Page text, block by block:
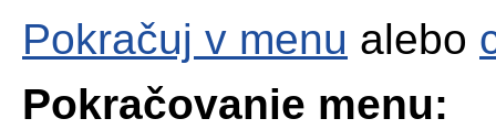
Pokračuj v menu alebo
Pokračovanie menu: